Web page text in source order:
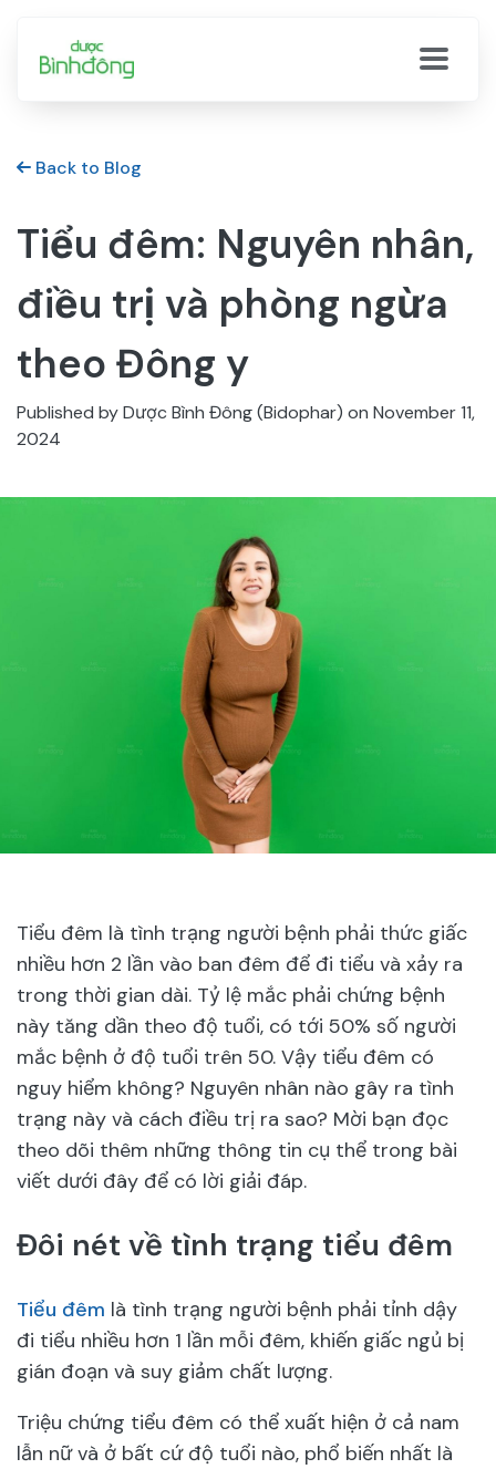
Back to Blog
Tiểu đêm: Nguyên nhân,
điều trị và phòng ngừa
theo Đông y
Published by Dược Bình Đông (Bidophar) on November 11,
2024
Tiểu đêm là tình trạng người bệnh phải thức giấc
nhiều hơn 2 lần vào ban đêm để đi tiểu và xảy ra
trong thời gian dài. Tỷ lệ mắc phải chứng bệnh
này tăng dần theo độ tuổi, có tới 50% số người
mắc bệnh ở độ tuổi trên 50. Vậy tiểu đêm có
nguy hiểm không? Nguyên nhân nào gây ra tình
trạng này và cách điều trị ra sao? Mời bạn đọc
theo dõi thêm những thông tin cụ thể trong bài
viết dưới đây để có lời giải đáp.
Đôi nét về tình trạng tiểu đêm
Tiểu đêm là tình trạng người bệnh phải tỉnh dậy
đi tiểu nhiều hơn 1 lần mỗi đêm, khiến giấc ngủ bị
gián đoạn và suy giảm chất lượng.
Triệu chứng tiểu đêm có thể xuất hiện ở cả nam
lẫn nữ và ở bất cứ độ tuổi nào, phổ biến nhất là